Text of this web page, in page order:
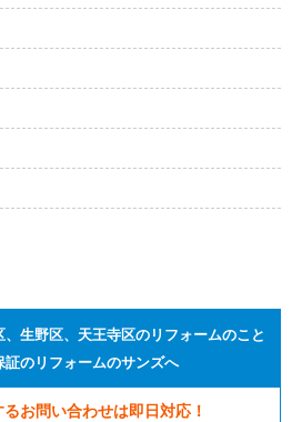
生野区、天王寺区のリフォームのこと
のリフォームのサンズへ
お問い合わせは即日対応！